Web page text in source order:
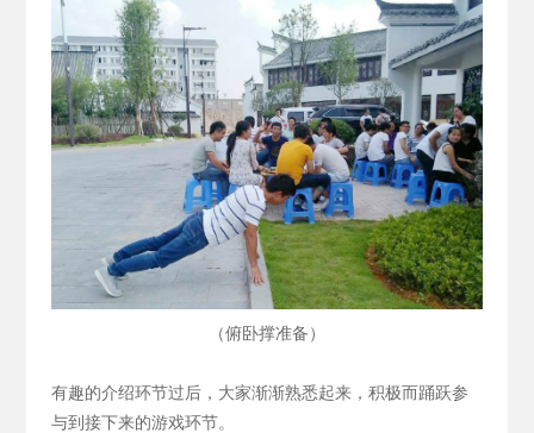
（俯卧撑准备 ）
有趣的介绍环节过后，大家渐渐熟悉起来，积极而踊跃参
与到接下来的游戏环节。